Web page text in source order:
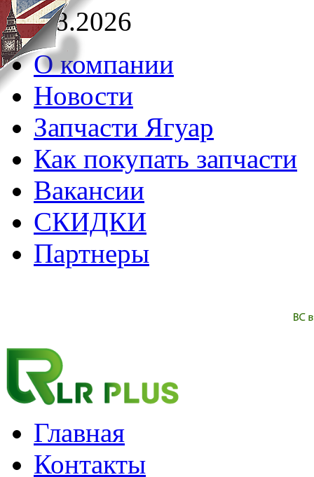
07.08.2026
О компании
Новости
Запчасти Ягуар
Как покупать запчасти
Вакансии
СКИДКИ
Партнеры
Главная
Контакты